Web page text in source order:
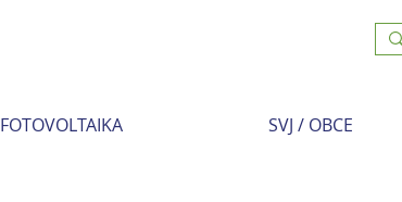
FOTOVOLTAIKA SVJ / OBCE